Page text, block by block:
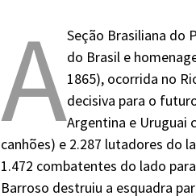
ASeção Brasiliana do
do Brasil e
1865), ocorrida no
decisiva para o
Argentina e Uruguai
canhões) e 2.287 lutadores do
1.472 combatentes do lado
Barroso destruiu a esquadra